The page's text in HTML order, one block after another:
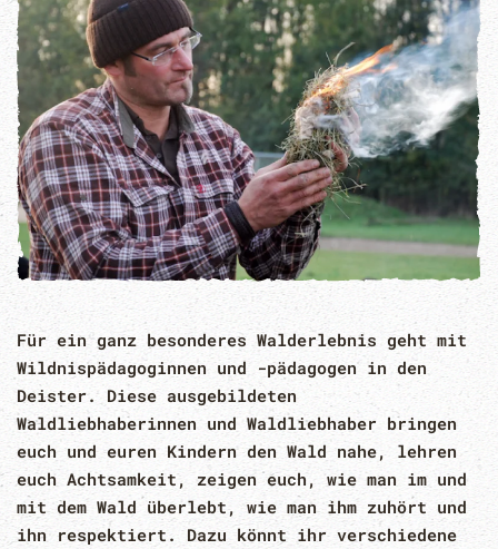
Für ein ganz besonderes Walderlebnis geht mit
Wildnispädagoginnen und -pädagogen in den
Deister. Diese ausgebildeten
Waldliebhaberinnen und Waldliebhaber bringen
euch und euren Kindern den Wald nahe, lehren
euch Achtsamkeit, zeigen euch, wie man im und
mit dem Wald überlebt, wie man ihm zuhört und
ihn respektiert. Dazu könnt ihr verschiedene